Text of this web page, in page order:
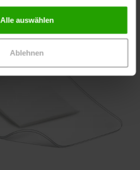
Alle auswählen
Ablehnen